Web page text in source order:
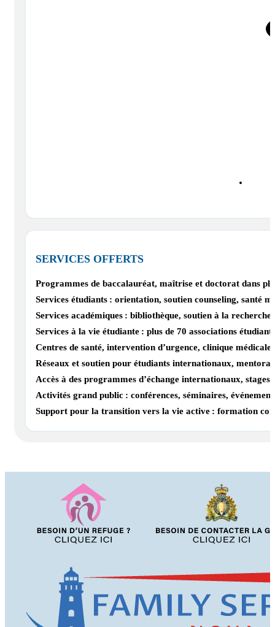
SERVICES OFFERTS
Programmes de baccalauréat, maîtrise et doctorat dans
Services étudiants : orientation, soutien counseling, santé
Services académiques : bibliothèque, soutien à la
Services à la vie étudiante : plus de 70 associations
Centres de santé, intervention d’urgence, clinique
Réseaux et soutien pour étudiants internationaux,
Accès à des programmes d’échange internationaux,
Activités grand public : conférences, séminaires,
Support pour la transition vers la vie active : formation